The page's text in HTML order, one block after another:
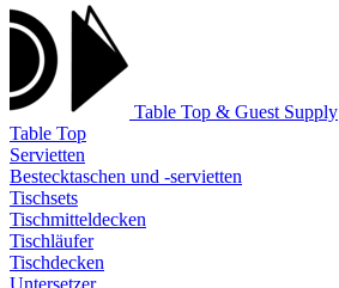
Table Top & Guest Supply
Table Top
Servietten
Bestecktaschen und -servietten
Tischsets
Tischmitteldecken
Tischläufer
Tischdecken